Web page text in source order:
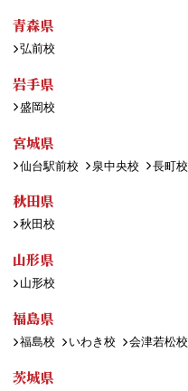
青森県
弘前校
岩手県
盛岡校
宮城県
仙台駅前校 泉中央校 長町校
秋田県
秋田校
山形県
山形校
福島県
福島校 いわき校 会津若松校
茨城県